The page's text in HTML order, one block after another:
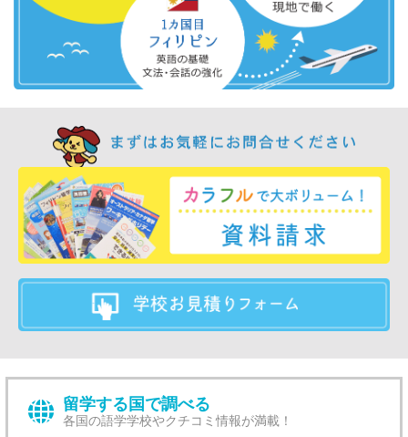
留学する国で調べる
各国の語学学校やクチコミ情報が満載！